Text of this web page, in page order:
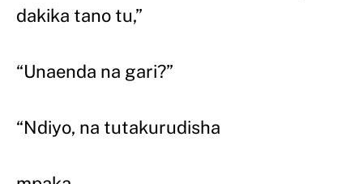
dakika tano tu,”
“Unaenda na gari?”
“Ndiyo, na tutakurudisha